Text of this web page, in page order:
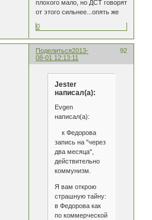
плохого мало, но ДСТ говорят
от этого сильнее...опять же
0
Поделиться 92
2013-
08-01 12:13:11
Jester
написал(а):
Evgen
написал(а):
к Федорова
запись на "через
два месяца",
действительно
коммунизм.
Я вам открою
страшную тайну:
в Федорова как
по коммерческой